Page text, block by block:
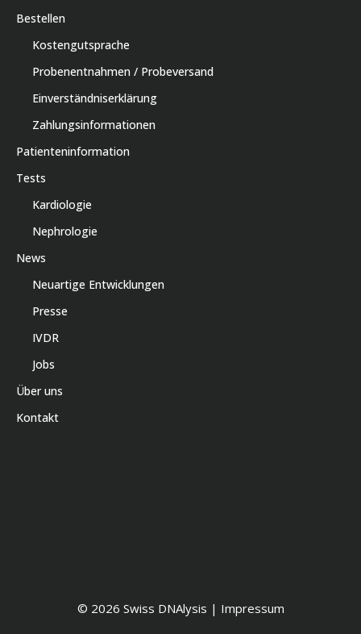
Bestellen
Kostengutsprache
Probenentnahmen / Probeversand
Einverständniserklärung
Zahlungsinformationen
Patienteninformation
Tests
Kardiologie
Nephrologie
News
Neuartige Entwicklungen
Presse
IVDR
Jobs
Über uns
Kontakt
© 2026 Swiss DNAlysis | Impressum